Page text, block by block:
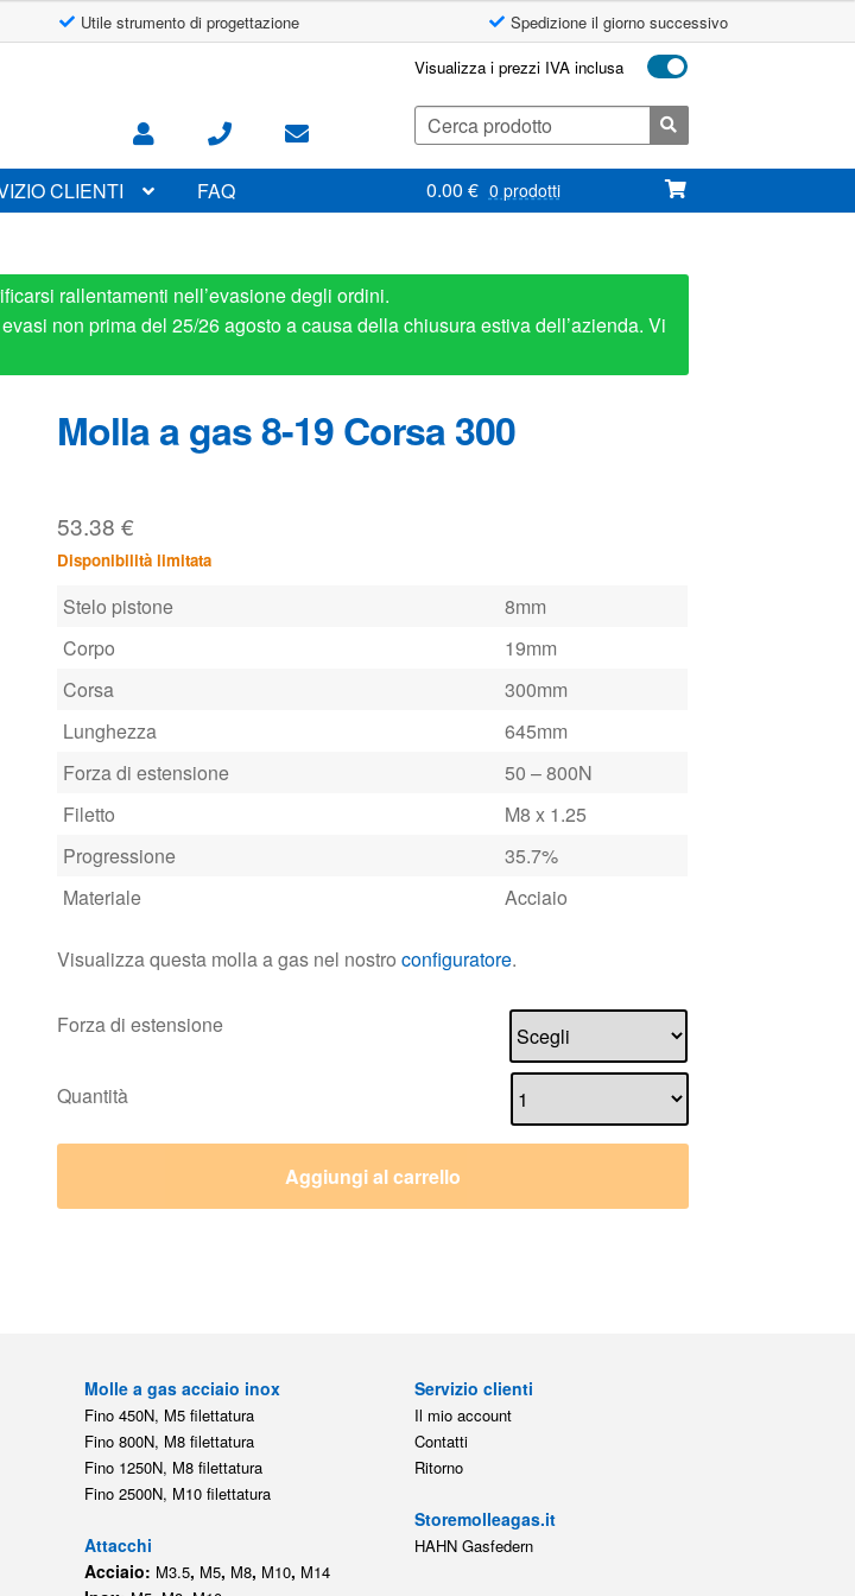
Utile strumento di progettazione Spedizione il giorno successivo
Visualizza i prezzi IVA inclusa
Cerca:
CLIENTI FAQ 0.00 € 0 prodotti
rallentamenti nell’evasione degli ordini.
non prima del 25/26 agosto a causa della chiusura estiva dell’azienda. Vi
Molla a gas 8-19 Corsa 300
53.38 €
Disponibilità limitata
Stelo pistone
8mm
Corpo
19mm
Corsa
300mm
Lunghezza
645mm
Forza di estensione
50 – 800N
Filetto
M8 x 1.25
Progressione
35.7%
Materiale
Acciaio
Visualizza questa molla a gas nel nostro configuratore.
Forza di estensione
Quantità
Aggiungi al carrello
Molle a gas acciaio inox
Fino 450N, M5 filettatura
Fino 800N, M8 filettatura
Fino 1250N, M8 filettatura
Fino 2500N, M10 filettatura
Attacchi
Acciaio: M3.5, M5, M8, M10, M14
Servizio clienti
Il mio account
Contatti
Ritorno
Storemolleagas.it
HAHN Gasfedern